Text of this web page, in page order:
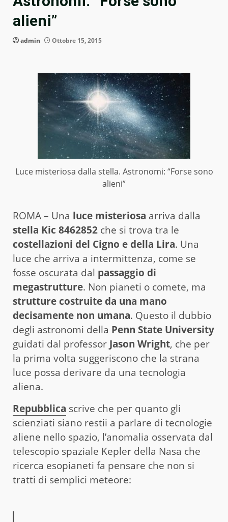
alieni”
admin Ottobre 15, 2015
Luce misteriosa dalla stella. Astronomi: “Forse sono
alieni”
ROMA – Una luce misteriosa arriva dalla
stella Kic 8462852 che si trova tra le
costellazioni del Cigno e della Lira. Una
luce che arriva a intermittenza, come se
fosse oscurata dal passaggio di
megastrutture. Non pianeti o comete, ma
strutture costruite da una mano
decisamente non umana. Questo il dubbio
degli astronomi della Penn State University
guidati dal professor Jason Wright, che per
la prima volta suggeriscono che la strana
luce possa derivare da una tecnologia
aliena.
Repubblica scrive che per quanto gli
scienziati siano restii a parlare di tecnologie
aliene nello spazio, l’anomalia osservata dal
telescopio spaziale Kepler della Nasa che
ricerca esopianeti fa pensare che non si
tratti di semplici meteore: